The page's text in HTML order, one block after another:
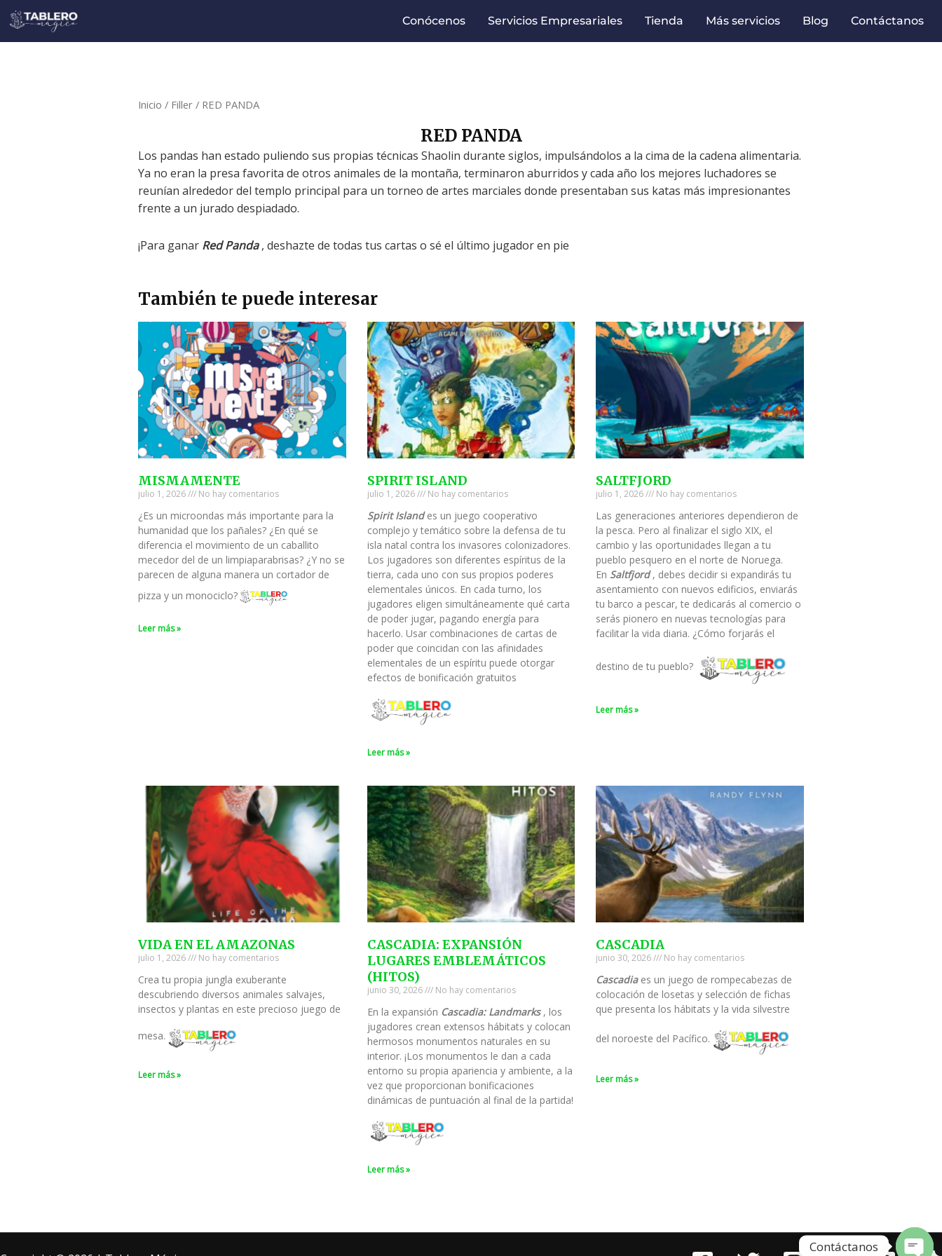
contenido
Conócenos Servicios Empresariales Tienda Más servicios Blog Contáctanos
Inicio / Filler / RED PANDA
RED PANDA
Los pandas han estado puliendo sus propias técnicas Shaolin durante siglos, impulsándolos a la cima de la cadena alimentaria.
Ya no eran la presa favorita de otros animales de la montaña, terminaron aburridos y cada año los mejores luchadores se
reunían alrededor del templo principal para un torneo de artes marciales donde presentaban sus katas más impresionantes
frente a un jurado despiadado.
¡Para ganar Red Panda, deshazte de todas tus cartas o sé el último jugador en pie
También te puede interesar
MISMAMENTE
julio 1, 2026 No hay comentarios
¿Es un microondas más importante para la
humanidad que los pañales? ¿En qué se
diferencia el movimiento de un caballito
mecedor del de un limpiaparabrisas? ¿Y no se
parecen de alguna manera un cortador de
pizza y un monociclo?
Leer más »
SPIRIT ISLAND
julio 1, 2026 No hay comentarios
Spirit Islandes un juego cooperativo
complejo y temático sobre la defensa de tu
isla natal contra los invasores colonizadores.
Los jugadores son diferentes espíritus de la
tierra, cada uno con sus propios poderes
elementales únicos. En cada turno, los
jugadores eligen simultáneamente qué carta
de poder jugar, pagando energía para
hacerlo. Usar combinaciones de cartas de
poder que coincidan con las afinidades
elementales de un espíritu puede otorgar
efectos de bonificación gratuitos
Leer más »
SALTFJORD
julio 1, 2026 No hay comentarios
Las generaciones anteriores dependieron de
la pesca. Pero al finalizar el siglo XIX, el
cambio y las oportunidades llegan a tu
pueblo pesquero en el norte de Noruega.
En Saltfjord, debes decidir si expandirás tu
asentamiento con nuevos edificios, enviarás
tu barco a pescar, te dedicarás al comercio o
serás pionero en nuevas tecnologías para
facilitar la vida diaria. ¿Cómo forjarás el
destino de tu pueblo?
Leer más »
VIDA EN EL AMAZONAS
julio 1, 2026 No hay comentarios
Crea tu propia jungla exuberante
descubriendo diversos animales salvajes,
insectos y plantas en este precioso juego de
mesa.
Leer más »
CASCADIA: EXPANSIÓN
LUGARES EMBLEMÁTICOS
(HITOS)
junio 30, 2026 No hay comentarios
En la expansión Cascadia: Landmarks, los
jugadores crean extensos hábitats y colocan
hermosos monumentos naturales en su
interior. ¡Los monumentos le dan a cada
entorno su propia apariencia y ambiente, a la
vez que proporcionan bonificaciones
dinámicas de puntuación al final de la partida!
Leer más »
CASCADIA
junio 30, 2026 No hay comentarios
Cascadiaes un juego de rompecabezas de
colocación de losetas y selección de fichas
que presenta los hábitats y la vida silvestre
del noroeste del Pacífico.
Leer más »
Contáctanos